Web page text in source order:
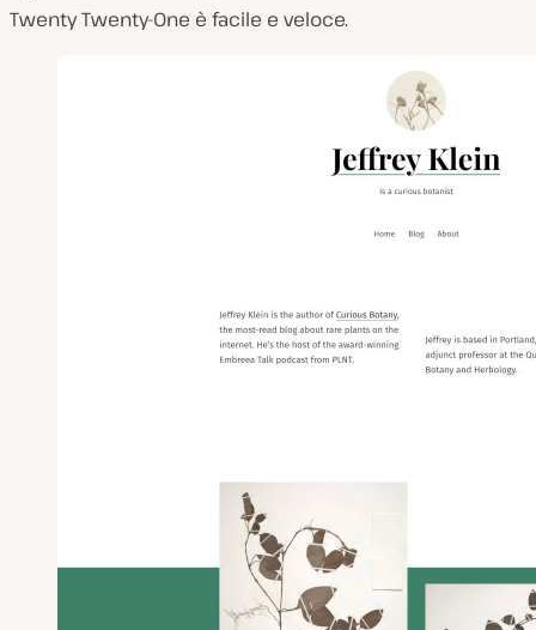
Twenty Twenty-One è facile e veloce.